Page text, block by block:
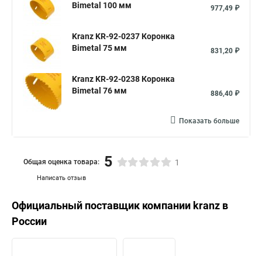
Bimetal 100 мм
977,49 ₽
Kranz KR-92-0237 Коронка
Bimetal 75 мм
831,20 ₽
Kranz KR-92-0238 Коронка
Bimetal 76 мм
886,40 ₽
Показать больше
Написать отзыв
Общая оценка товара: 5 1
Официальный поставщик компании kranz в
России